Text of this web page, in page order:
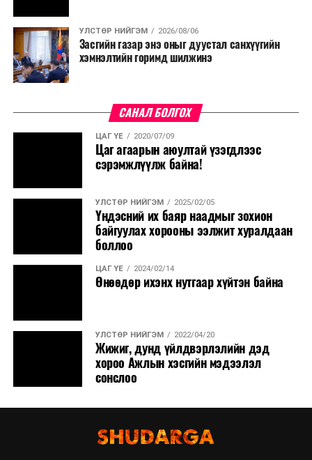
Төсвийн сахилга бат сайжирч, эдийн засгийн нөхцөл
байдал хэвийн болсон тохиолдолд эдгээр
хязгаарлалтыг үе шаттайгаар сулруулах юм.
УЛСТӨР НИЙГЭМ 2026/08/06
Засгийн газар энэ оныг дуустал санхүүгийн
хэмнэлтийн горимд шилжинэ
САНАЛ БОЛГОХ
ЦАГ ҮЕ 2020/07/09
Цаг агаарын аюултай үзэгдлээс
сэрэмжлүүлж байна!
УЛСТӨР НИЙГЭМ 2025/02/05
Үндэсний их баяр наадмыг зохион
байгуулах хорооны ээлжит хуралдаан
боллоо
ЦАГ ҮЕ 2024/02/14
Өнөөдөр ихэнх нутгаар хүйтэн байна
УЛСТӨР НИЙГЭМ 2022/04/20
Жижиг, дунд үйлдвэрлэлийн дэд
хороо Ажлын хэсгийн мэдээлэл
сонслоо